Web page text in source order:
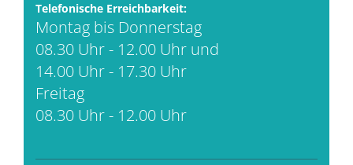
Telefonische Erreichbarkeit:
Montag bis Donnerstag
08.30 Uhr - 12.00 Uhr und
14.00 Uhr - 17.30 Uhr
Freitag
08.30 Uhr - 12.00 Uhr